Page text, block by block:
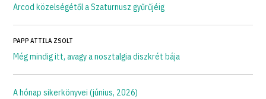
Arcod közelségétől a Szaturnusz gyűrűjéig
PAPP ATTILA ZSOLT
Még mindig itt, avagy a nosztalgia diszkrét bája
A hónap sikerkönyvei (június, 2026)